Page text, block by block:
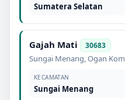
Sumatera Selatan
Gajah Mati 30683
Sungai Menang,Ogan
KECAMATAN
Sungai Menang